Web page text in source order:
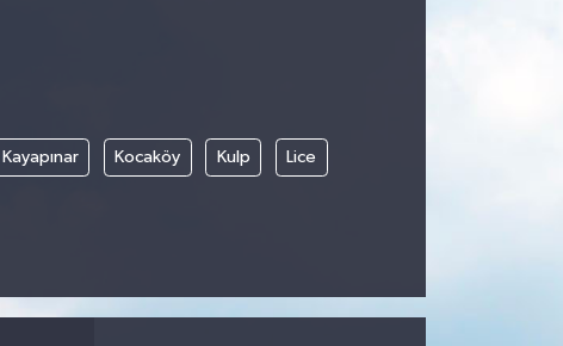
Kayapınar Kocaköy Kulp Lice